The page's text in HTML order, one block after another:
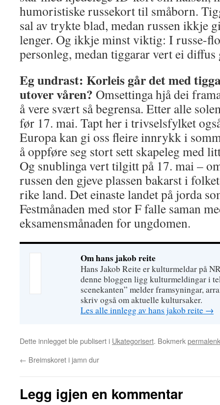
humoristiske russekort til småborn.
sal av trykte blad, medan russen ikkje
lenger. Og ikkje minst viktig: I russe-
personleg, medan tiggarar vert ei diffus
Eg undrast: Korleis går det med
utover våren? Omsettinga hjå dei
å vere svært så begrensa. Etter alle
før 17. mai. Tapt her i trivselsfylket
Europa kan gi oss fleire innrykk i
å oppføre seg stort sett skapeleg med
Og snublinga vert tilgitt på 17. mai –
russen den gjeve plassen bakarst i
rike land. Det einaste landet på jorda
Festmånaden med stor F falle saman
eksamensmånaden for ungdomen.
Om hans jakob reite
Hans Jakob Reite er kulturmeldar på
denne bloggen ligg kulturmeldingar i
scenekanten” melder framsyningar,
skriv også om aktuelle kultursaker.
Les alle innlegg av hans jakob reite →
Dette innlegget ble publisert i Ukategorisert. Bokmerk
← Breimskoret i jamn dur
Legg igjen en kommentar